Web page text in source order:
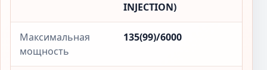
INJECTION)
Максимальная
мощность
135(99)/6000